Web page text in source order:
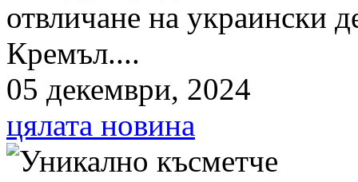
отвличане на украински
Кремъл....
05 декември, 2024
цялата новина